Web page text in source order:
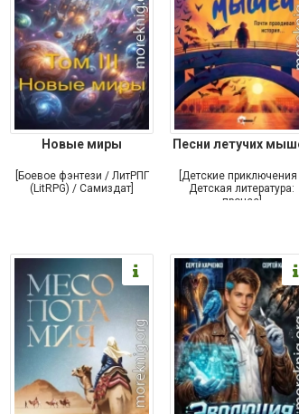
Новые миры
[Боевое фэнтези / ЛитРПГ
(LitRPG) / Самиздат]
Песни летучих
[Детские
Детская литература:
прочее]